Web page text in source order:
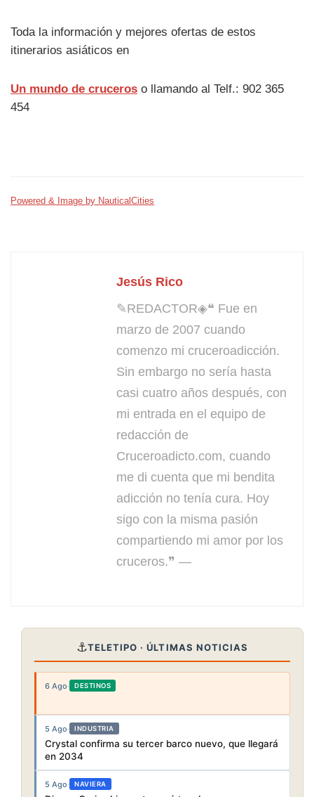
Toda la información y mejores ofertas de estos
itinerarios asiáticos en
Un mundo de cruceros o llamando al Telf.: 902 365
454
Powered & Image by NauticalCities
Jesús Rico
✎REDACTOR◈❝ Fue en
marzo de 2007 cuando
comenzo mi cruceroadicción.
Sin embargo no sería hasta
casi cuatro años después, con
mi entrada en el equipo de
redacción de
Cruceroadicto.com, cuando
me di cuenta que mi bendita
adicción no tenía cura. Hoy
sigo con la misma pasión
compartiendo mi amor por los
cruceros.❞ —
⚓TELETIPO · ÚLTIMAS NOTICIAS
6 Ago· DESTINOS
5 Ago· INDUSTRIA
Crystal confirma su tercer barco nuevo, que llegará
en 2034
5 Ago· NAVIERA